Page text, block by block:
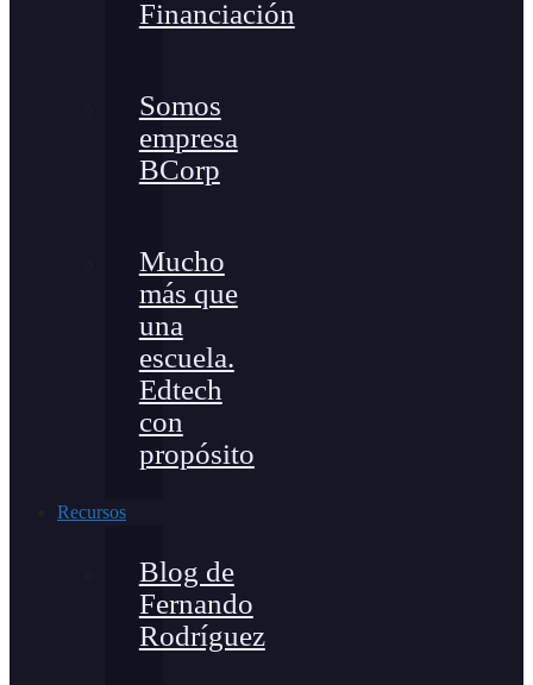
Financiación
Somos
empresa
BCorp
Mucho
más que
una
escuela.
Edtech
con
propósito
Recursos
Blog de
Fernando
Rodríguez